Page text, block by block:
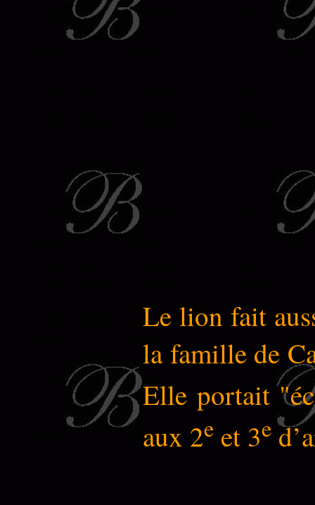
Le lion fait
la famille de
Elle portait
aux 2e et 3e